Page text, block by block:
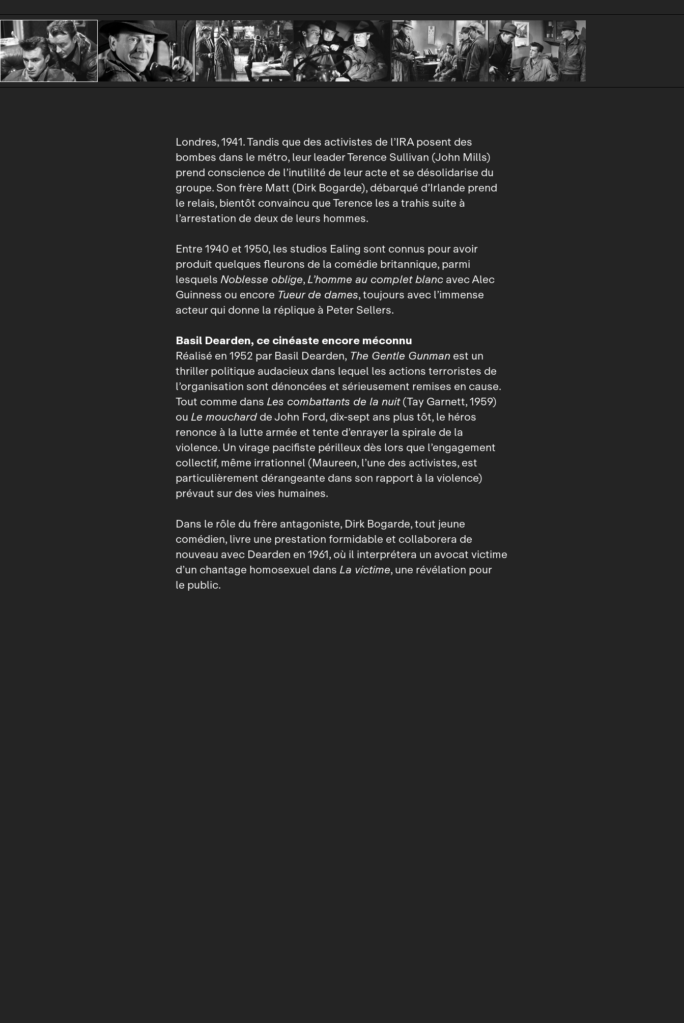
Londres, 1941. Tandis que des activistes de l’IRA posent des
bombes dans le métro, leur leader Terence Sullivan (John Mills)
prend conscience de l’inutilité de leur acte et se désolidarise du
groupe. Son frère Matt (Dirk Bogarde), débarqué d’Irlande prend
le relais, bientôt convaincu que Terence les a trahis suite à
l’arrestation de deux de leurs hommes.
Entre 1940 et 1950, les studios Ealing sont connus pour avoir
produit quelques fleurons de la comédie britannique, parmi
lesquels Noblesse oblige,L’homme au complet blancavec Alec
Guinness ou encore Tueur de dames, toujours avec l’immense
acteur qui donne la réplique à Peter Sellers.
Basil Dearden, ce cinéaste encore méconnu
Réalisé en 1952 par Basil Dearden, The Gentle Gunman est un
thriller politique audacieux dans lequel les actions terroristes de
l’organisation sont dénoncées et sérieusement remises en cause.
Tout comme dans Les combattants de la nuit(Tay Garnett, 1959)
ou Le mouchardde John Ford, dix‑sept ans plus tôt, le héros
renonce à la lutte armée et tente d’enrayer la spirale de la
violence. Un virage pacifiste périlleux dès lors que l’engagement
collectif, même irrationnel (Maureen, l’une des activistes, est
particulièrement dérangeante dans son rapport à la violence)
prévaut sur des vies humaines.
Dans le rôle du frère antagoniste, Dirk Bogarde, tout jeune
comédien, livre une prestation formidable et collaborera de
nouveau avec Dearden en 1961, où il interprétera un avocat victime
d’un chantage homosexuel dans La victime, une révélation pour
le public.